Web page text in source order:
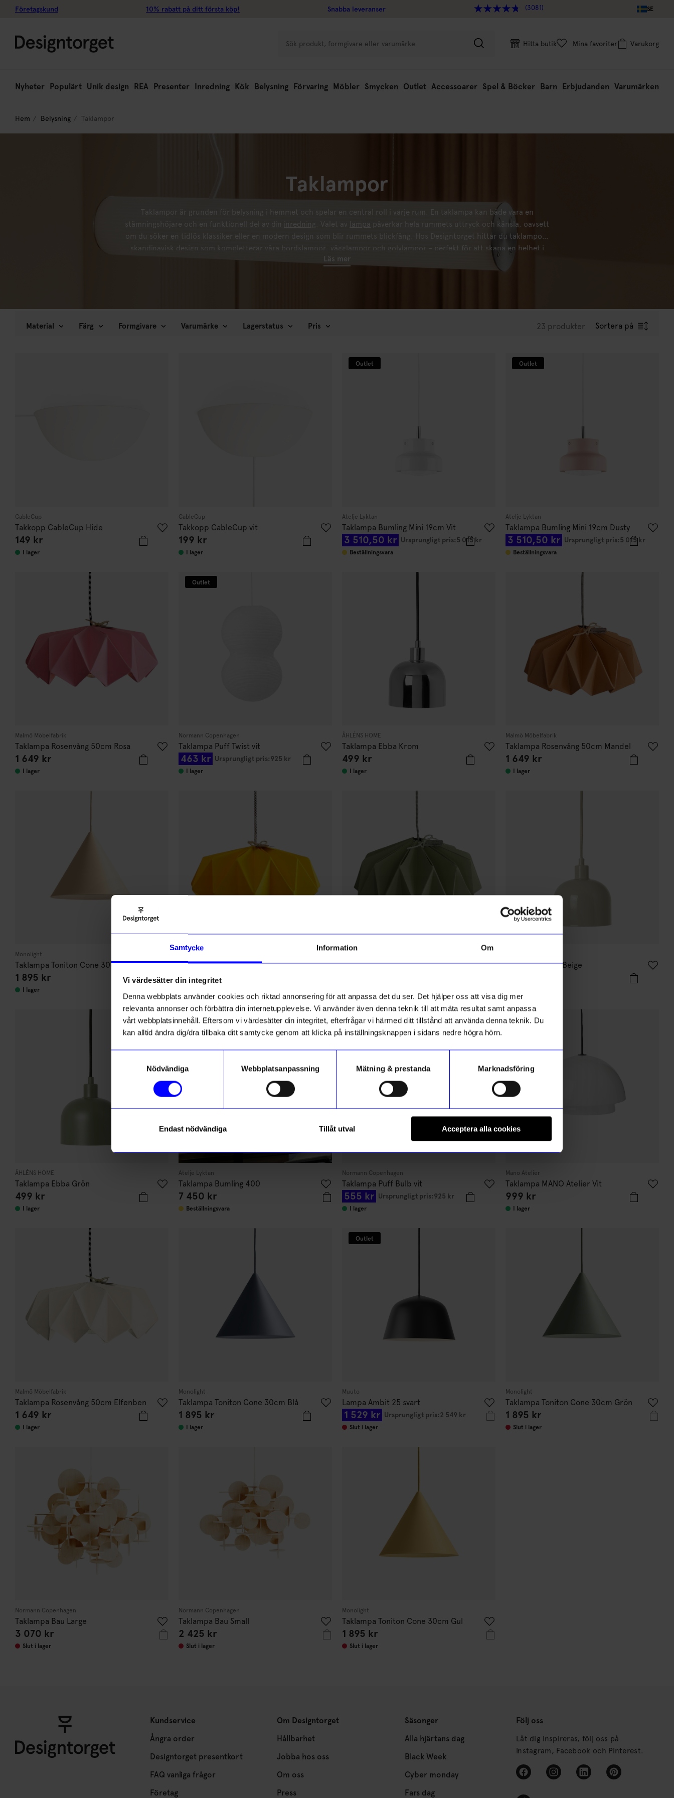
Samtycke Information Om
Vi värdesätter din integritet
Denna webbplats använder cookies och riktad annonsering för att anpassa det du ser. Det hjälper oss att visa dig mer
relevanta annonser och förbättra din internetupplevelse. Vi använder även denna teknik till att mäta resultat samt anpassa
vårt webbplatsinnehåll. Eftersom vi värdesätter din integritet, efterfrågar vi härmed ditt tillstånd att använda denna teknik. Du
kan alltid ändra dig/dra tillbaka ditt samtycke genom att klicka på inställningsknappen i sidans nedre högra hörn.
Nödvändiga
Webbplatsanpassning Mätning & prestanda Marknadsföring
Endast nödvändiga Tillåt utval Acceptera alla cookies
Företagskund 10% rabatt på ditt första köp! Snabba leveranser (3081) SE
Hitta butik Mina favoriter Varukorg
Nyheter Populärt Unik design REA Presenter Inredning Kök Belysning Förvaring Möbler Smycken Outlet Accessoarer Spel & Böcker Barn Erbjudanden Varumärken
Hem Belysning Taklampor
Taklampor
Taklampor är grunden för belysning i hemmet och spelar en central roll i varje rum. En taklampa kan både vara en
stämningshöjare och en funktionell del av din
inredning . Valet av lampa påverkar hela rummets uttryck och känsla, oavsett
om du söker en tidlös klassiker eller en modern design som blir rummets blickfång. Hos Designtorget hittar du taklampor i
skandinavisk design som kompletterar våra bordslampor , vägglampor och golvlampor – perfekt för att skapa en helhet i
ditt hem.
Läs mer
Material Färg Formgivare Varumärke Lagerstatus Pris 23 produkter Sortera på
CableCup
Takkopp CableCup Hide
149 kr
I lager
CableCup
Takkopp CableCup vit
199 kr
I lager
Outlet
Atelje Lyktan
Taklampa Bumling Mini 19cm Vit
3 510,50 kr Ursprungligt pris:5 015 kr
Beställningsvara
Outlet
Atelje Lyktan
Taklampa Bumling Mini 19cm Dusty
Pink
3 510,50 kr Ursprungligt pris:5 015 kr
Beställningsvara
Malmö Möbelfabrik
Taklampa Rosenvång 50cm Rosa
1 649 kr
I lager
Outlet
Normann Copenhagen
Taklampa Puff Twist vit
463 kr Ursprungligt pris:925 kr
I lager
ÅHLÉNS HOME
Taklampa Ebba Krom
499 kr
I lager
Malmö Möbelfabrik
Taklampa Rosenvång 50cm Mandel
1 649 kr
I lager
Monolight
Taklampa Toniton Cone 30cm Creme
1 895 kr
I lager
Malmö Möbelfabrik
Taklampa Rosenvång 50cm Sol
1 649 kr
Taklampa Rosenvång 50cm Vass Taklampa Ebba Beige
ÅHLÉNS HOME
Taklampa Ebba Grön
499 kr
I lager
Atelje Lyktan
Taklampa Bumling 400
7 450 kr
Beställningsvara
Outlet
Normann Copenhagen
Taklampa Puff Bulb vit
555 kr Ursprungligt pris:925 kr
I lager
Mano Atelier
Taklampa MANO Atelier Vit
999 kr
I lager
Malmö Möbelfabrik
Taklampa Rosenvång 50cm Elfenben
1 649 kr
I lager
Monolight
Taklampa Toniton Cone 30cm Blå
1 895 kr
I lager
Outlet
Muuto
Lampa Ambit 25 svart
1 529 kr Ursprungligt pris: 2 549 kr
Slut i lager
Monolight
Taklampa Toniton Cone 30cm Grön
1 895 kr
Slut i lager
Normann Copenhagen
Taklampa Bau Large
3 070 kr
Slut i lager
Normann Copenhagen
Taklampa Bau Small
2 425 kr
Slut i lager
Monolight
Taklampa Toniton Cone 30cm Gul
1 895 kr
Slut i lager
Kundservice
Ångra order
Designtorget presentkort
FAQ vanliga frågor
Företag
Om Designtorget
Hållbarhet
Jobba hos oss
Om oss
Press
Säsonger
Alla hjärtans dag
Black Week
Cyber monday
Fars dag
Följ oss
Låt dig inspireras, följ oss på
Instagram, Facebook och Pinterest.